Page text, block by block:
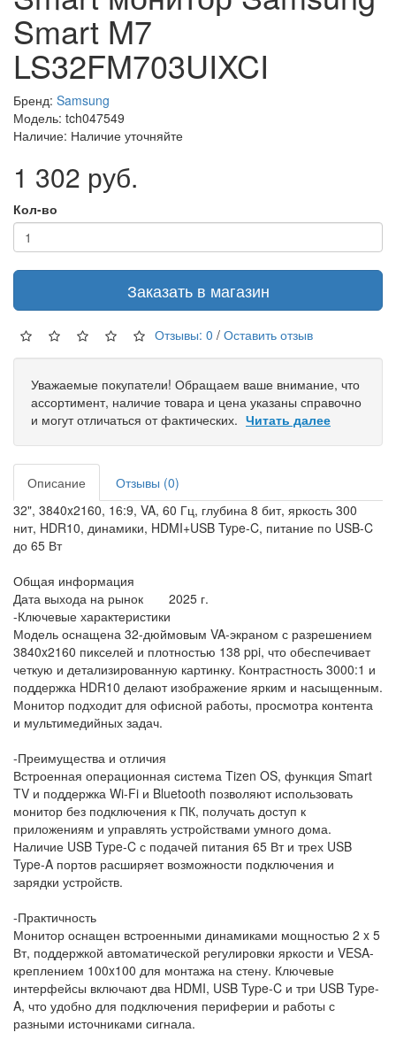
Smart M7
LS32FM703UIXCI
Бренд: Samsung
Модель: tch047549
Наличие: Наличие уточняйте
1 302 руб.
Кол-во
Заказать в магазин
Отзывы: 0 / Оставить отзыв
Уважаемые покупатели! Обращаем ваше внимание, что
ассортимент, наличие товара и цена указаны справочно
и могут отличаться от фактических. Читать далее
Описание
Отзывы (0)
32", 3840x2160, 16:9, VA, 60 Гц, глубина 8 бит, яркость 300
нит, HDR10, динамики, HDMI+USB Type-C, питание по USB-C
до 65 Вт
Общая информация
Дата выхода на рынок
2025 г.
-Ключевые характеристики
Модель оснащена 32-дюймовым VA-экраном с разрешением
3840x2160 пикселей и плотностью 138 ppi, что обеспечивает
четкую и детализированную картинку. Контрастность 3000:1 и
поддержка HDR10 делают изображение ярким и насыщенным.
Монитор подходит для офисной работы, просмотра контента
и мультимедийных задач.
-Преимущества и отличия
Встроенная операционная система Tizen OS, функция Smart
TV и поддержка Wi-Fi и Bluetooth позволяют использовать
монитор без подключения к ПК, получать доступ к
приложениям и управлять устройствами умного дома.
Наличие USB Type-C с подачей питания 65 Вт и трех USB
Type-A портов расширяет возможности подключения и
зарядки устройств.
-Практичность
Монитор оснащен встроенными динамиками мощностью 2 x 5
Вт, поддержкой автоматической регулировки яркости и VESA-
креплением 100x100 для монтажа на стену. Ключевые
интерфейсы включают два HDMI, USB Type-C и три USB Type-
A, что удобно для подключения периферии и работы с
разными источниками сигнала.